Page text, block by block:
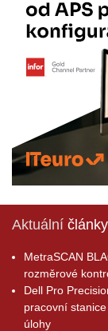
Aktuální články
MetraSCAN
rozměrové
Dell Pro
pracovní
úlohy